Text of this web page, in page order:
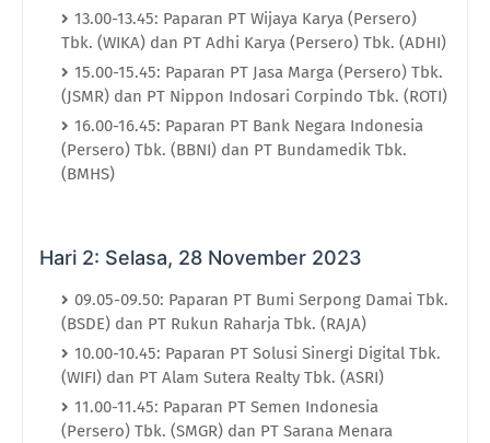
13.00-13.45: Paparan PT Wijaya Karya (Persero)
Tbk. (WIKA) dan PT Adhi Karya (Persero) Tbk. (ADHI)
15.00-15.45: Paparan PT Jasa Marga (Persero) Tbk.
(JSMR) dan PT Nippon Indosari Corpindo Tbk. (ROTI)
16.00-16.45: Paparan PT Bank Negara Indonesia
(Persero) Tbk. (BBNI) dan PT Bundamedik Tbk.
(BMHS)
Hari 2: Selasa, 28 November 2023
09.05-09.50: Paparan PT Bumi Serpong Damai Tbk.
(BSDE) dan PT Rukun Raharja Tbk. (RAJA)
10.00-10.45: Paparan PT Solusi Sinergi Digital Tbk.
(WIFI) dan PT Alam Sutera Realty Tbk. (ASRI)
11.00-11.45: Paparan PT Semen Indonesia
(Persero) Tbk. (SMGR) dan PT Sarana Menara